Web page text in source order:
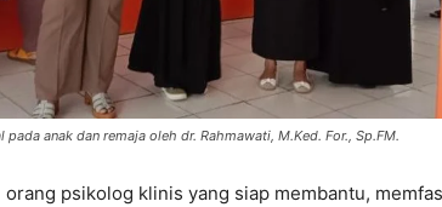
anak dan remaja oleh dr. Rahmawati, M.Ked. For., Sp.FM.
orang psikolog klinis yang siap membantu,